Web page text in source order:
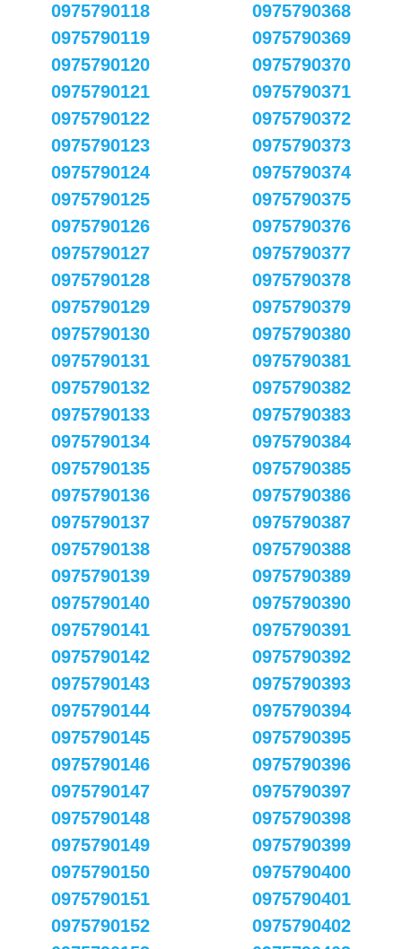
0975790118
0975790119
0975790120
0975790121
0975790122
0975790123
0975790124
0975790125
0975790126
0975790127
0975790128
0975790129
0975790130
0975790131
0975790132
0975790133
0975790134
0975790135
0975790136
0975790137
0975790138
0975790139
0975790140
0975790141
0975790142
0975790143
0975790144
0975790145
0975790146
0975790147
0975790148
0975790149
0975790150
0975790151
0975790152
0975790368
0975790369
0975790370
0975790371
0975790372
0975790373
0975790374
0975790375
0975790376
0975790377
0975790378
0975790379
0975790380
0975790381
0975790382
0975790383
0975790384
0975790385
0975790386
0975790387
0975790388
0975790389
0975790390
0975790391
0975790392
0975790393
0975790394
0975790395
0975790396
0975790397
0975790398
0975790399
0975790400
0975790401
0975790402